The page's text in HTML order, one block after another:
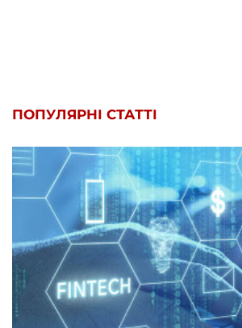
ПОПУЛЯРНІ СТАТТІ